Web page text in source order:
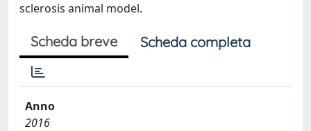
sclerosis animal model.
Scheda breve Scheda completa
Anno
2016